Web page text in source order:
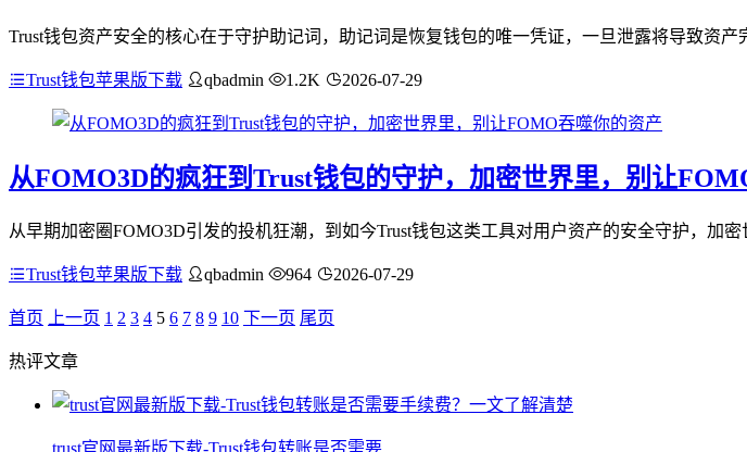
Trust钱包资产安全的核心在于守护助记词，助记词是恢复钱包的唯一凭证，一旦泄露将导致资
Trust钱包苹果版下载 qbadmin 1.2K 2026-07-29
从FOMO3D的疯狂到Trust钱包的守护，加密世界里，别让
从早期加密圈FOMO3D引发的投机狂潮，到如今Trust钱包这类工具对用户资产的安全守护，加
Trust钱包苹果版下载 qbadmin 964 2026-07-29
首页 上一页 1 2 3 4 5 6 7 8 9 10 下一页 尾页
热评文章